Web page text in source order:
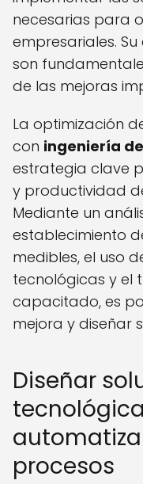
necesarias para
empresariales.
son
de las mejoras
La optimización
con ingeniería
estrategia clave
y productividad
Mediante un
establecimiento
medibles, el uso
tecnológicas y el
capacitado, es
mejora y diseñar
Diseñar
procesos